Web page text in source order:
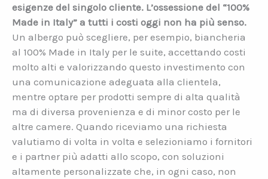
esigenze del singolo cliente. L’ossessione del “100%
Made in Italy” a tutti i costi oggi non ha più senso.
Un albergo può scegliere, per esempio, biancheria
al 100% Made in Italy per le suite, accettando costi
molto alti e valorizzando questo investimento con
una comunicazione adeguata alla clientela,
mentre optare per prodotti sempre di alta qualità
ma di diversa provenienza e di minor costo per le
altre camere. Quando riceviamo una richiesta
valutiamo di volta in volta e selezioniamo i fornitori
e i partner più adatti allo scopo, con soluzioni
altamente personalizzate che, in ogni caso, non